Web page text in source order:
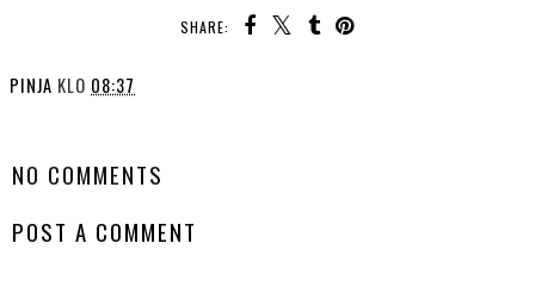
SHARE:
PINJA KLO 08:37
NO COMMENTS
POST A COMMENT